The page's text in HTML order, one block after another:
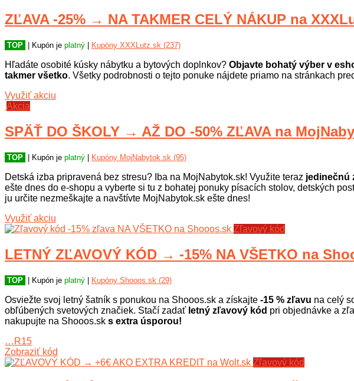
ZĽAVA -25% → NA TAKMER CELÝ NÁKUP na
TOP | Kupón je platný Kupóny XXXLutz.sk (237)
Hľadáte osobité kúsky nábytku a bytových doplnkov? Objavte bohatý výber v
takmer všetko. Všetky podrobnosti o tejto ponuke nájdete priamo na stránkach
Využiť akciu
Akcia
SPÄŤ DO ŠKOLY → AŽ DO -50% ZĽAVA na
TOP | Kupón je platný Kupóny MojNabytok.sk (95)
Detská izba pripravená bez stresu? Iba na MojNabytok.sk! Využite teraz jedinečnú
ešte dnes do e-shopu a vyberte si tu z bohatej ponuky písacích stolov, detských
ju určite nezmeškajte a navštívte MojNabytok.sk ešte dnes!
Využiť akciu
Zľavový kód
LETNÝ ZĽAVOVÝ KÓD → -15% NA VŠETKO na
TOP | Kupón je platný | Kupóny Shooos.sk (29)
Osviežte svoj letný šatník s ponukou na Shooos.sk a získajte -15 % zľavu na celý
obľúbených svetových značiek. Stačí zadať letný zľavový kód pri objednávke a
nakupujte na Shooos.sk s extra úsporou!
…R15
Zobraziť kód
Zľavový kód